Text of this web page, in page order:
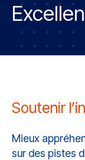
Soutenir
Mieux
sur des pistes